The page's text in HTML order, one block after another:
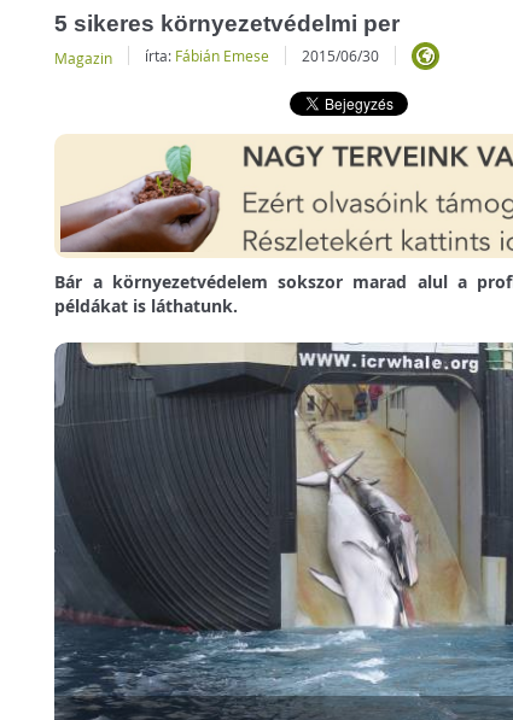
5 sikeres környezetvédelmi per
Magazin írta: Fábián Emese 2015/06/30
Bár a környezetvédelem sokszor marad alul a
példákat is láthatunk.